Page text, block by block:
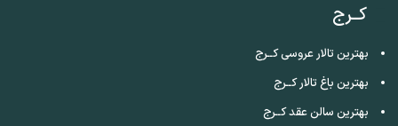
کــرج
بهترین تالار عروسی کــرج
بهترین باغ تالار کــرج
بهترین سالن عقد کــرج